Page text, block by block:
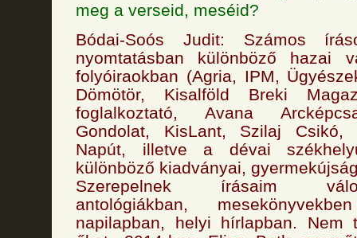
meg a verseid, meséid?
Bódai-Soós Judit: Számos
nyomtatásban különböző hazai
folyóiraokban (Agria, IPM,
Dömötör, Kisalföld Breki
foglalkoztató, Avana
Gondolat, KisLant, Szilaj Csikó,
Napút, illetve a dévai
különböző kiadványai,
Szerepelnek írásaim
antológiákban,
napilapban, helyi hírlapban. Nem